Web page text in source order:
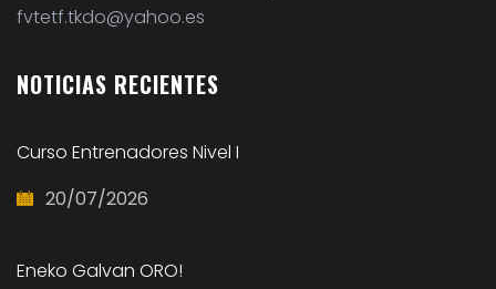
fvtetf.tkdo@yahoo.es
NOTICIAS RECIENTES
Curso Entrenadores Nivel I
20/07/2026
Eneko Galvan ORO!